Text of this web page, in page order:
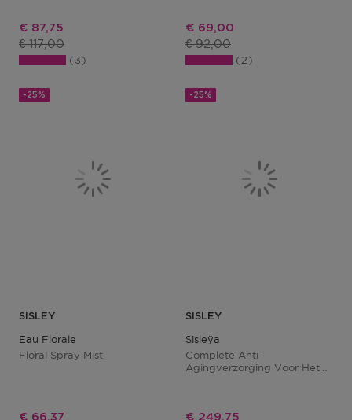
Kortingsprijs
€ 87,75
Productprijs
€ 117,00
3
Kortingsprijs
€ 69,00
Productprijs
€ 92,00
2
-25%
SISLEY
Eau Florale
Floral Spray Mist
Kortingsprijs
€ 66,37
-25%
SISLEY
Sisleÿa
Complete Anti-
Agingverzorging Voor Het
Kortingsprijs
€ 249,75